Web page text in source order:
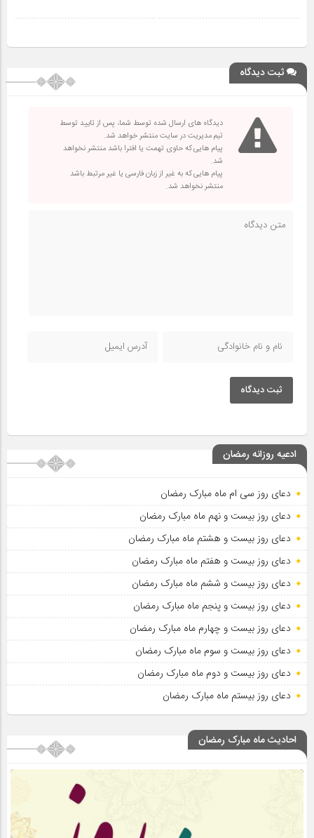
ثبت دیدگاه
دیدگاه های ارسال شده توسط شما، پس از تایید توسط
تیم مدیریت در سایت منتشر خواهد شد.
پیام هایی که حاوی تهمت یا افترا باشد منتشر نخواهد
شد.
پیام هایی که به غیر از زبان فارسی یا غیر مرتبط باشد
منتشر نخواهد شد.
ثبت دیدگاه
ادعیه روزانه رمضان
دعای روز سی ام ماه مبارک رمضان
دعای روز بیست و نهم ماه مبارک رمضان
دعای روز بیست و هشتم ماه مبارک رمضان
دعای روز بیست و هفتم ماه مبارک رمضان
دعای روز بیست و ششم ماه مبارک رمضان
دعای روز بیست و پنجم ماه مبارک رمضان
دعای روز بیست و چهارم ماه مبارک رمضان
دعای روز بیست و سوم ماه مبارک رمضان
دعای روز بیست و دوم ماه مبارک رمضان
دعای روز بیستم ماه مبارک رمضان
احادیث ماه مبارک رمضان